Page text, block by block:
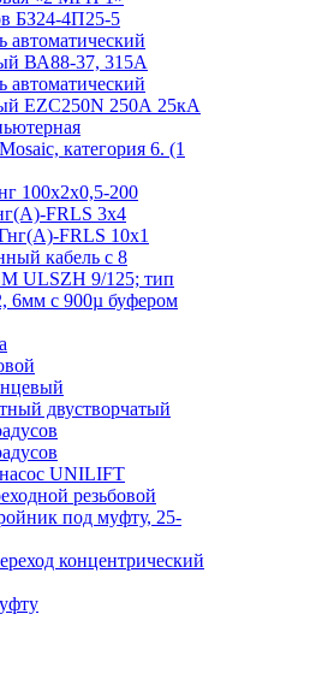
БЗ24-4П25-5
автоматический
ВА88-37, 315А
автоматический
EZC250N 250А 25кА
категория 6. (1
100х2х0,5-200
FRLS 3х4
FRLS 10х1
кабель с 8
ULSZH 9/125; тип
6мм с 900µ буфером
двустворчатый
UNILIFT
резьбовой
под муфту, 25-
концентрический